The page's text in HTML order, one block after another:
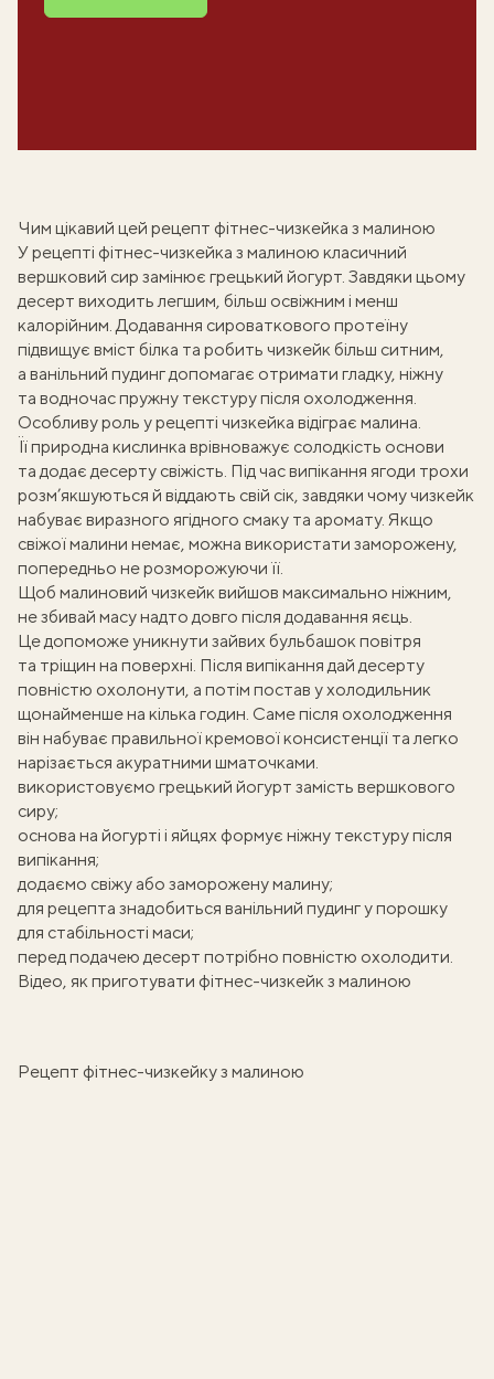
Чим цікавий цей рецепт фітнес-чизкейка з малиною
У рецепті фітнес-чизкейка з малиною класичний
вершковий сир замінює грецький йогурт. Завдяки цьому
десерт виходить легшим, більш освіжним і менш
калорійним. Додавання сироваткового протеїну
підвищує вміст білка та робить чизкейк більш ситним,
а ванільний пудинг допомагає отримати гладку, ніжну
та водночас пружну текстуру після охолодження.
Особливу роль урецепті чизкейка відіграє малина.
Її природна кислинка врівноважує солодкість основи
та додає десерту свіжість. Під час випікання ягоди трохи
розм’якшуються й віддають свій сік, завдяки чому чизкейк
набуває виразного ягідного смаку та аромату. Якщо
свіжої малини немає, можна використати заморожену,
попередньо не розморожуючи її.
Щоб малиновий чизкейк вийшов максимально ніжним,
не збивай масу надто довго після додавання яєць.
Це допоможе уникнути зайвих бульбашок повітря
та тріщин на поверхні. Після випікання дай десерту
повністю охолонути, а потім постав у холодильник
щонайменше на кілька годин. Саме після охолодження
він набуває правильної кремової консистенції та легко
нарізається акуратними шматочками.
використовуємо грецький йогурт замість вершкового
сиру;
основа на йогурті і яйцях формує ніжну текстуру після
випікання;
додаємо свіжу або заморожену малину;
для рецепта знадобиться ванільний пудинг у порошку
для стабільності маси;
перед подачею десерт потрібно повністю охолодити.
Відео, як приготувати фітнес-чизкейк з малиною
Рецепт фітнес-чизкейку з малиною